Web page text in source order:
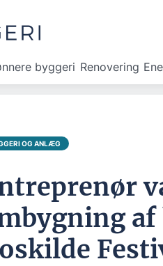
byggeri Renovering
OG ANLÆG